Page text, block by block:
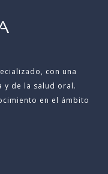
con una
y de la salud oral.
en el ámbito